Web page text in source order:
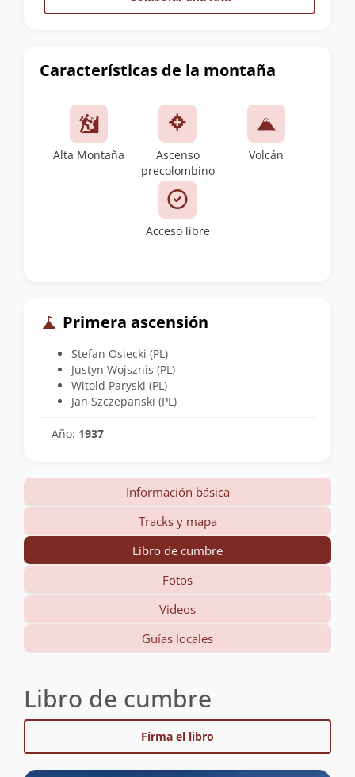
Características de la montaña
Alta Montaña
Ascenso
precolombino
Volcán
Acceso libre
Primera ascensión
Stefan Osiecki (PL)
Justyn Wojsznis (PL)
Witold Paryski (PL)
Jan Szczepanski (PL)
Año: 1937
Información básica
Tracks y mapa
Libro de cumbre
Fotos
Videos
Guías locales
Libro de cumbre
Firma el libro